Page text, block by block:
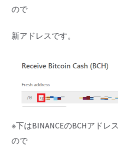
ので
新アドレスです。
※下はBINANCEのBCHアドレ
ので